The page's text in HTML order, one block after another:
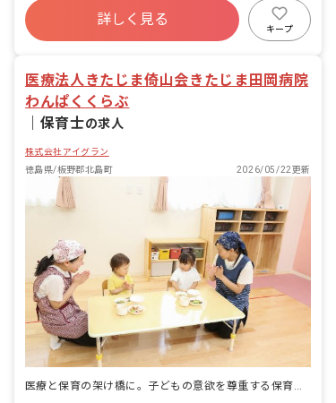
昇給昇進あり
産休育休制度
詳しく見る
キープ
医療法人きたじま倚山会きたじま田岡病院
わんぱくくらぶ
保育士の求人
株式会社アイグラン
徳島県/板野郡北島町
2026/05/22更新